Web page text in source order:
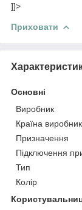
]]>
Приховати
Основні
Виробник
Країна виробник
Призначення
Підключення
Тип
Колір